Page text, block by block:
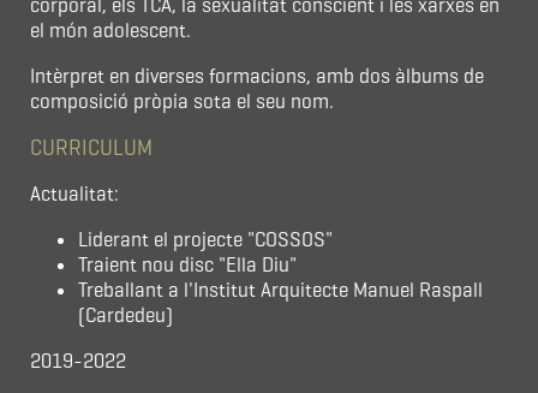
corporal, els TCA, la sexualitat conscient i les xarxes en
el món adolescent.
Intèrpret en diverses formacions, amb dos àlbums de
composició pròpia sota el seu nom.
CURRICULUM
Actualitat:
Liderant el projecte "COSSOS"
Traient nou disc "Ella Diu"
Treballant a l'Institut Arquitecte Manuel Raspall
(Cardedeu)
2019-2022